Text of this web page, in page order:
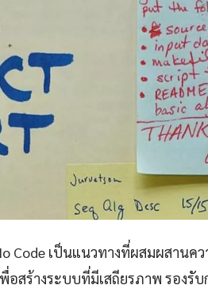
Code เป็นแนวทางที่ผสมผสานค
สร้างระบบที่มีเสถียรภาพ รองรั